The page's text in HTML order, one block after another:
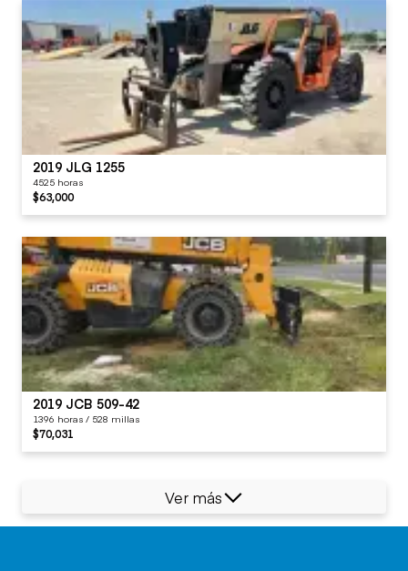
2019 JLG 1255
4525 horas
$63,000
2019 JCB 509-42
1396 horas / 528 millas
$70,031
Ver más